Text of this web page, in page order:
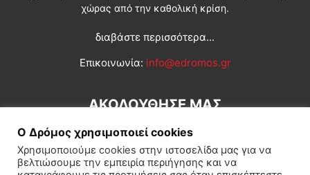
χώρας από την καθολική κρίση.
διαβάστε περισσότερα...
Επικοινωνία: info@edromos.gr
ΑΚΟΛΟΥΘΗΣΕ ΜΑΣ
Ο Δρόμος χρησιμοποιεί cookies
Χρησιμοποιούμε cookies στην ιστοσελίδα μας για να
βελτιώσουμε την εμπειρία περιήγησης και να